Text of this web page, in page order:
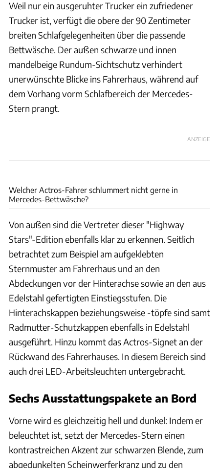
Weil nur ein ausgeruhter Trucker ein zufriedener
Trucker ist, verfügt die obere der 90 Zentimeter
breiten Schlafgelegenheiten über die passende
Bettwäsche. Der außen schwarze und innen
mandelbeige Rundum-Sichtschutz verhindert
unerwünschte Blicke ins Fahrerhaus, während auf
dem Vorhang vorm Schlafbereich der Mercedes-
Stern prangt.
ANZEIGE
Welcher Actros-Fahrer schlummert nicht gerne in
Mercedes-Bettwäsche?
Von außen sind die Vertreter dieser "Highway
Stars"-Edition ebenfalls klar zu erkennen. Seitlich
betrachtet zum Beispiel am aufgeklebten
Sternmuster am Fahrerhaus und an den
Abdeckungen vor der Hinterachse sowie an den aus
Edelstahl gefertigten Einstiegsstufen. Die
Hinterachskappen beziehungsweise -töpfe sind samt
Radmutter-Schutzkappen ebenfalls in Edelstahl
ausgeführt. Hinzu kommt das Actros-Signet an der
Rückwand des Fahrerhauses. In diesem Bereich sind
auch drei LED-Arbeitsleuchten untergebracht.
Sechs Ausstattungspakete an Bord
Vorne wird es gleichzeitig hell und dunkel: Indem er
beleuchtet ist, setzt der Mercedes-Stern einen
kontrastreichen Akzent zur schwarzen Blende, zum
abgedunkelten Scheinwerferkranz und zu den